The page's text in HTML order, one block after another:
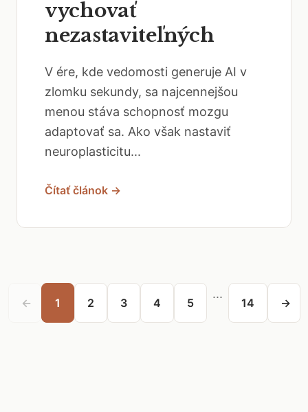
vychovať
nezastaviteľných
V ére, kde vedomosti generuje AI v
zlomku sekundy, sa najcennejšou
menou stáva schopnosť mozgu
adaptovať sa. Ako však nastaviť
neuroplasticitu...
Čítať článok →
← 1 2 3 4 5
...
14 →